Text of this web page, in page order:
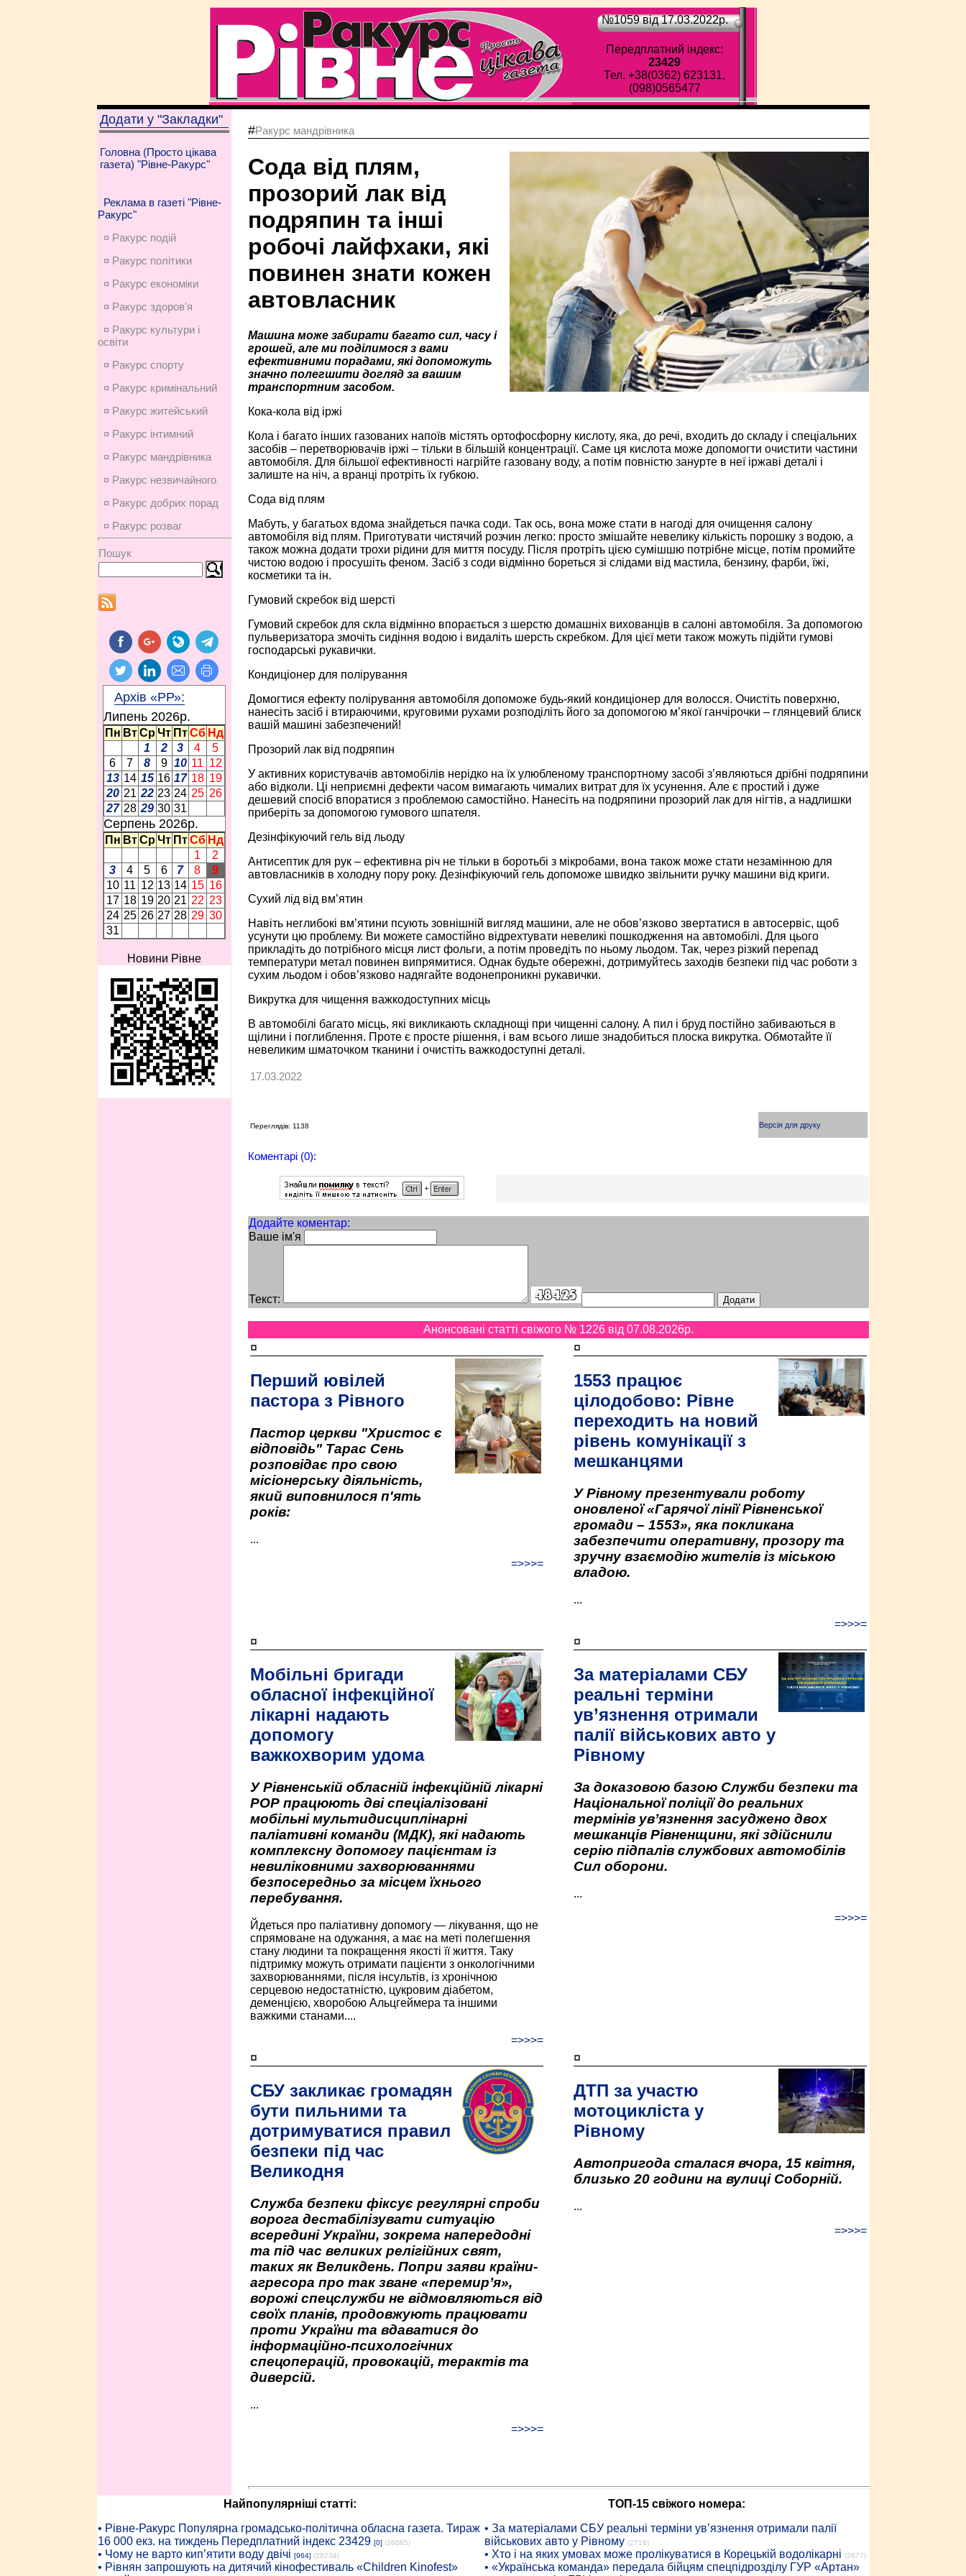
№1059 від 17.03.2022p.
Передплатний індекс:
23429
Тел. +38(0362) 623131,
(098)0565477
Додати у "Закладки"
Головна (Просто цікава
газета) "Рівне-Ракурс"
Реклама в газеті "Рівне-
Ракурс"
¤ Ракурс подій
¤ Ракурс політики
¤ Ракурс економiки
¤ Ракурс здоров'я
¤ Ракурс культури і
освіти
¤ Ракурс спорту
¤ Ракурс кримінальний
¤ Ракурс житейський
¤ Ракурс інтимний
¤ Ракурс мандрівника
¤ Ракурс незвичайного
¤ Ракурс добрих порад
¤ Ракурс розваг
Пошук
Архів «РР»:
Липень 2026p.
Пн Вт Ср Чт Пт Сб Нд
1
2 3 4
5
6
7 8 9 10 11 12
13 14 15 16 17 18 19
20 21 22 23 24 25 26
27 28 29 30 31
Серпень 2026p.
Пн Вт Ср Чт Пт Сб Нд
1
2
3
4 5 6 7 8
9
10 11 12 13 14 15 16
17 18 19 20 21 22 23
24 25 26 27 28 29 30
31
Новини Рівне
#Ракурс мандрівника
Сода від плям,
прозорий лак від
подряпин та інші
робочі лайфхаки, які
повинен знати кожен
автовласник
Машина може забирати багато сил, часу і
грошей, але ми поділимося з вами
ефективними порадами, які допоможуть
значно полегшити догляд за вашим
транспортним засобом.
Кока-кола від іржі
Кола і багато інших газованих напоїв містять ортофосфорну кислоту, яка, до речі, входить до складу і спеціальних
засобів – перетворювачів іржі – тільки в більшій концентрації. Саме ця кислота може допомогти очистити частини
автомобіля. Для більшої ефективності нагрійте газовану воду, а потім повністю занурте в неї іржаві деталі і
залиште на ніч, а вранці протріть їх губкою.
Сода від плям
Мабуть, у багатьох вдома знайдеться пачка соди. Так ось, вона може стати в нагоді для очищення салону
автомобіля від плям. Приготувати чистячий розчин легко: просто змішайте невелику кількість порошку з водою, а
також можна додати трохи рідини для миття посуду. Після протріть цією сумішшю потрібне місце, потім промийте
чистою водою і просушіть феном. Засіб з соди відмінно бореться зі слідами від мастила, бензину, фарби, їжі,
косметики та ін.
Гумовий скребок від шерсті
Гумовий скребок для скла відмінно впорається з шерстю домашніх вихованців в салоні автомобіля. За допомогою
пульверизатора змочіть сидіння водою і видаліть шерсть скребком. Для цієї мети також можуть підійти гумові
господарські рукавички.
Кондиціонер для полірування
Домогтися ефекту полірування автомобіля допоможе будь-який кондиціонер для волосся. Очистіть поверхню,
нанесіть засіб і втираючими, круговими рухами розподіліть його за допомогою м’якої ганчірочки – глянцевий блиск
вашій машині забезпечений!
Прозорий лак від подряпин
У активних користувачів автомобілів нерідко на їх улюбленому транспортному засобі з’являються дрібні подряпини
або відколи. Ці неприємні дефекти часом вимагають чималих витрат для їх усунення. Але є простий і дуже
дешевий спосіб впоратися з проблемою самостійно. Нанесіть на подряпини прозорий лак для нігтів, а надлишки
приберіть за допомогою гумового шпателя.
Дезінфікуючий гель від льоду
Антисептик для рук – ефективна річ не тільки в боротьбі з мікробами, вона також може стати незамінною для
автовласників в холодну пору року. Дезінфікуючий гель допоможе швидко звільнити ручку машини від криги.
Сухий лід від вм’ятин
Навіть неглибокі вм’ятини псують зовнішній вигляд машини, але не обов’язково звертатися в автосервіс, щоб
усунути цю проблему. Ви можете самостійно відрехтувати невеликі пошкодження на автомобілі. Для цього
прикладіть до потрібного місця лист фольги, а потім проведіть по ньому льодом. Так, через різкий перепад
температури метал повинен випрямитися. Однак будьте обережні, дотримуйтесь заходів безпеки під час роботи з
сухим льодом і обов’язково надягайте водонепроникні рукавички.
Викрутка для чищення важкодоступних місць
В автомобілі багато місць, які викликають складнощі при чищенні салону. А пил і бруд постійно забиваються в
щілини і поглиблення. Проте є просте рішення, і вам всього лише знадобиться плоска викрутка. Обмотайте її
невеликим шматочком тканини і очистіть важкодоступні деталі.
17.03.2022
Переглядів: 1138 Версія для друку
Коментарі (0):
Додайте коментар:
Ваше ім'я
Текст:
Анонсовані статті свіжого № 1226 від 07.08.2026p.
¤
Перший ювілей
пастора з Рівного
Пастор церкви "Христос є
відповідь" Тарас Сень
розповідає про свою
місіонерську діяльність,
який виповнилося п'ять
років:
...
=>>>=
¤
1553 працює
цілодобово: Рівне
переходить на новий
рівень комунікації з
мешканцями
У Рівному презентували роботу
оновленої «Гарячої лінії Рівненської
громади – 1553», яка покликана
забезпечити оперативну, прозору та
зручну взаємодію жителів із міською
владою.
...
=>>>=
¤
Мобільні бригади
обласної інфекційної
лікарні надають
допомогу
важкохворим удома
У Рівненській обласній інфекційній лікарні
РОР працюють дві спеціалізовані
мобільні мультидисциплінарні
паліативні команди (МДК), які надають
комплексну допомогу пацієнтам із
невиліковними захворюваннями
безпосередньо за місцем їхнього
перебування.
Йдеться про паліативну допомогу — лікування, що не
спрямоване на одужання, а має на меті полегшення
стану людини та покращення якості її життя. Таку
підтримку можуть отримати пацієнти з онкологічними
захворюваннями, після інсультів, із хронічною
серцевою недостатністю, цукровим діабетом,
деменцією, хворобою Альцгеймера та іншими
важкими станами....
=>>>=
¤
За матеріалами СБУ
реальні терміни
ув’язнення отримали
палії військових авто у
Рівному
За доказовою базою Служби безпеки та
Національної поліції до реальних
термінів ув’язнення засуджено двох
мешканців Рівненщини, які здійснили
серію підпалів службових автомобілів
Сил оборони.
...
=>>>=
¤
СБУ закликає громадян
бути пильними та
дотримуватися правил
безпеки під час
Великодня
Служба безпеки фіксує регулярні спроби
ворога дестабілізувати ситуацію
всередині України, зокрема напередодні
та під час великих релігійних свят,
таких як Великдень. Попри заяви країни-
агресора про так зване «перемир’я»,
ворожі спецслужби не відмовляються від
своїх планів, продовжують працювати
проти України та вдаватися до
інформаційно-психологічних
спецоперацій, провокацій, терактів та
диверсій.
...
=>>>=
¤
ДТП за участю
мотоцикліста у
Рівному
Автопригода сталася вчора, 15 квітня,
близько 20 години на вулиці Соборній.
...
=>>>=
Найпопулярніші статті:
• Рiвне-Ракурс Популярна громадсько-політична обласна газета. Тираж
16 000 екз. на тиждень Передплатний індекс 23429 [0] (36085)
• Чому не варто кип’ятити воду двічі [964] (28234)
• Рівнян запрошують на дитячий кінофестиваль «Children Kinofest»
ТОП-15 свіжого номера:
• За матеріалами СБУ реальні терміни ув’язнення отримали палії
військових авто у Рівному (2718)
• Хто і на яких умовах може пролікуватися в Корецькій водолікарні (2677)
• «Українська команда» передала бійцям спецпідрозділу ГУР «Артан»